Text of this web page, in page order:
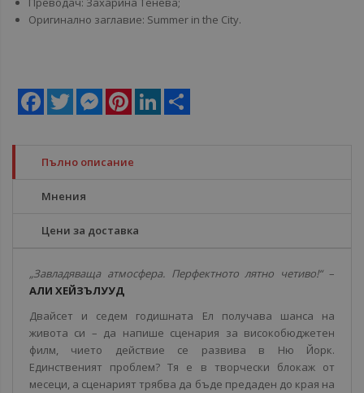
Оригинално заглавие: Summer in the City.
Facebook
Twitter MessengerPinterestLinkedIn
Пълно описание
Мнения
Цени за доставка
„Завладяваща атмосфера. Перфектното лятно четиво!“ –
АЛИ ХЕЙЗЪЛУУД
Двайсет и седем годишната Ел получава шанса на
живота си – да напише сценария за високобюджетен
филм, чието действие се развива в Ню Йорк.
Единственият проблем? Тя е в творчески блокаж от
месеци, а сценарият трябва да бъде предаден до края на